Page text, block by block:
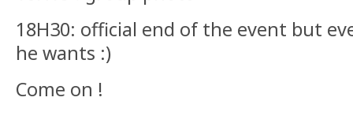
18H30: official end of the event but
he wants :)
Come on !